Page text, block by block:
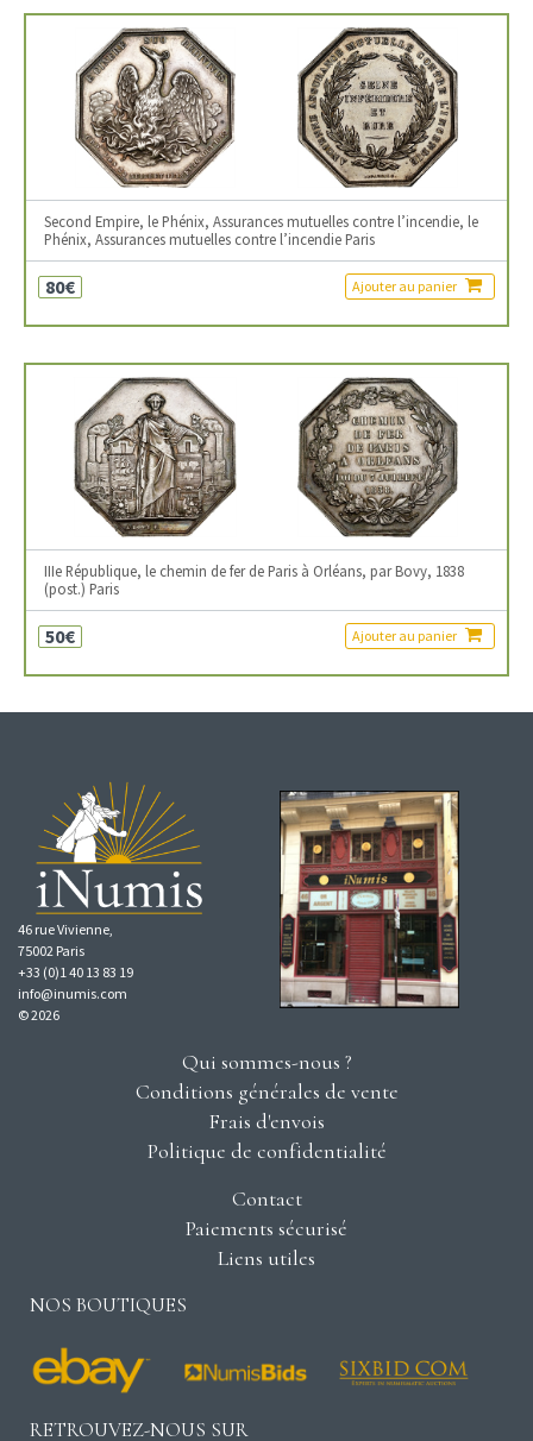
Second Empire, le Phénix, Assurances mutuelles contre l’incendie, le
Phénix, Assurances mutuelles contre l’incendie Paris
80€ Ajouter au panier
IIIe République, le chemin de fer de Paris à Orléans, par Bovy, 1838
(post.) Paris
50€ Ajouter au panier
46 rue Vivienne,
75002 Paris
+33 (0)1 40 13 83 19
info@inumis.com
© 2026
Qui sommes-nous ?
Conditions générales de vente
Frais d'envois
Politique de confidentialité
Contact
Paiements sécurisé
Liens utiles
NOS BOUTIQUES
RETROUVEZ-NOUS SUR